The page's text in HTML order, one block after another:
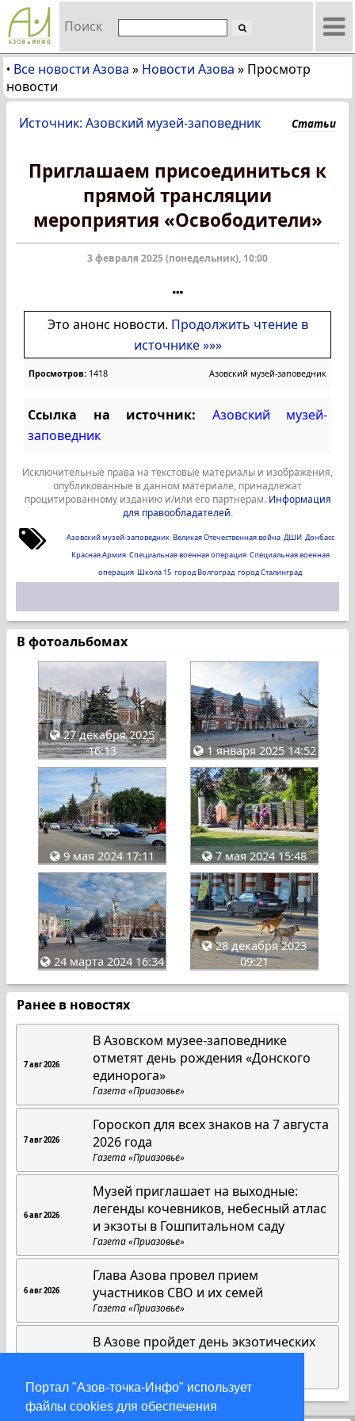
Портал "Азов-точка-Инфо" использует
файлы cookies для обеспечения
Поиск
• Все новости Азова » Новости Азова » Просмотр
новости
Источник: Азовский музей-заповедник Статьи
Приглашаем присоединиться к
прямой трансляции
мероприятия «Освободители»
3 февраля 2025 (понедельник), 10:00
Это анонс новости. Продолжить чтение в
источнике »»»
Просмотров: 1418 Азовский музей-заповедник
Ссылка на источник:
Азовский музей-
заповедник
Исключительные права на текстовые материалы и изображения,
опубликованные в данном материале, принадлежат
процитированному изданию и/или его партнерам. Информация
для правообладателей.
Азовский музей-заповедник Великая Отечественная война ДШИ Донбасс
Красная Армия Специальная военная операция Специальная военная
операция Школа 15 город Волгоград город Сталинград
В фотоальбомах
27 декабря 2025
16:13
1 января 2025 14:52
9 мая 2024 17:11 7 мая 2024 15:48
24 марта 2024 16:34
28 декабря 2023
09:21
Ранее в новостях
7 авг 2026
В Азовском музее-заповеднике
отметят день рождения «Донского
единорога»
Газета «Приазовье»
7 авг 2026
Гороскоп для всех знаков на 7 августа
2026 года
Газета «Приазовье»
6 авг 2026
Музей приглашает на выходные:
легенды кочевников, небесный атлас
и экзоты в Гошпитальном саду
Газета «Приазовье»
6 авг 2026
Глава Азова провел прием
участников СВО и их семей
Газета «Приазовье»
В Азове пройдет день экзотических